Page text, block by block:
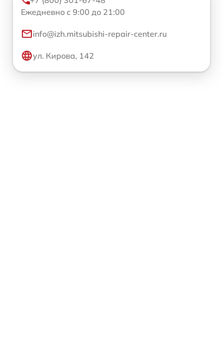
Ежедневно с 9:00 до 21:00
info@izh.mitsubishi-repair-center.ru
ул. Кирова, 142